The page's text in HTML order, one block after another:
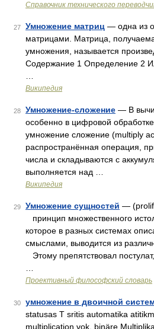
Справочник технического
27 Умножение матриц — одна из
матрицами. Матрица,
умножения, называется
Содержание 1 Определение 2
Википедия
28 Умножение-сложение — В
особенно в цифровой
умножение сложение (multiply
распространённая операция,
числа и складываются с
выполняется над …
Википедия
29 Умножение сущностей —
принцип множественного
которое в разных системах
смыслами, выводится из
Этому препятствовал
Проективный философский словарь
30 умножение в двоичной
statusas T sritis automatika
multiplication vok. binäre